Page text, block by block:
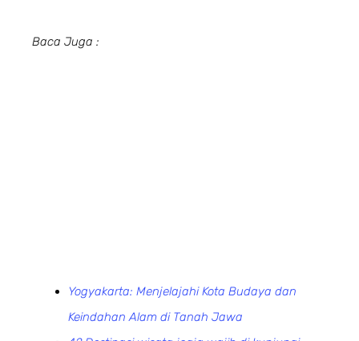
Baca Juga :
Yogyakarta: Menjelajahi Kota Budaya dan
Keindahan Alam di Tanah Jawa